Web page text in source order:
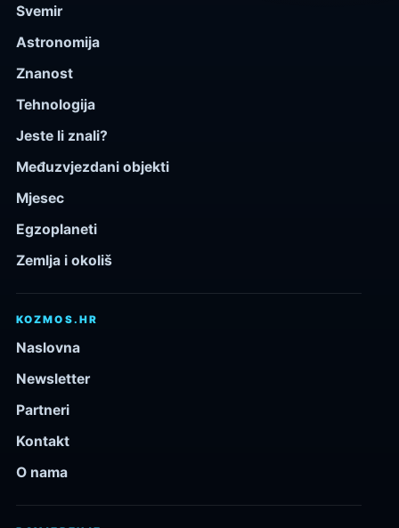
Svemir
Astronomija
Znanost
Tehnologija
Jeste li znali?
Međuzvjezdani objekti
Mjesec
Egzoplaneti
Zemlja i okoliš
KOZMOS.HR
Naslovna
Newsletter
Partneri
Kontakt
O nama